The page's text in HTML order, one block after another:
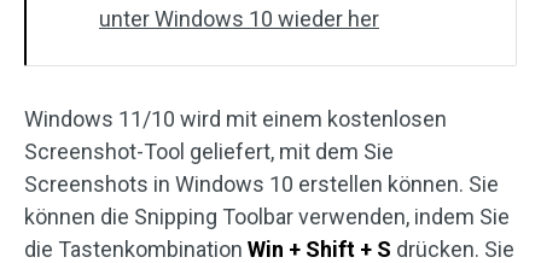
unter Windows 10 wieder her
Windows 11/10 wird mit einem kostenlosen
Screenshot-Tool geliefert, mit dem Sie
Screenshots in Windows 10 erstellen können. Sie
können die Snipping Toolbar verwenden, indem Sie
die Tastenkombination Win + Shift + S drücken. Sie